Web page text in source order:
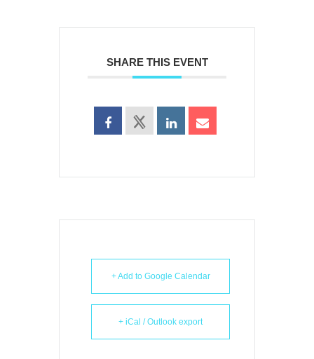
SHARE THIS EVENT
+ Add to Google Calendar
+ iCal / Outlook export